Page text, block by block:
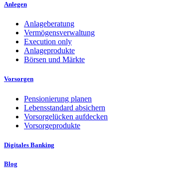
Anlegen
Anlageberatung
Vermögensverwaltung
Execution only
Anlageprodukte
Börsen und Märkte
Vorsorgen
Pensionierung planen
Lebensstandard absichern
Vorsorgelücken aufdecken
Vorsorgeprodukte
Digitales Banking
Blog